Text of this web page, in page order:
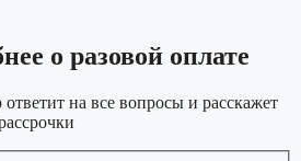
о разовой оплате
на все вопросы и расскажет